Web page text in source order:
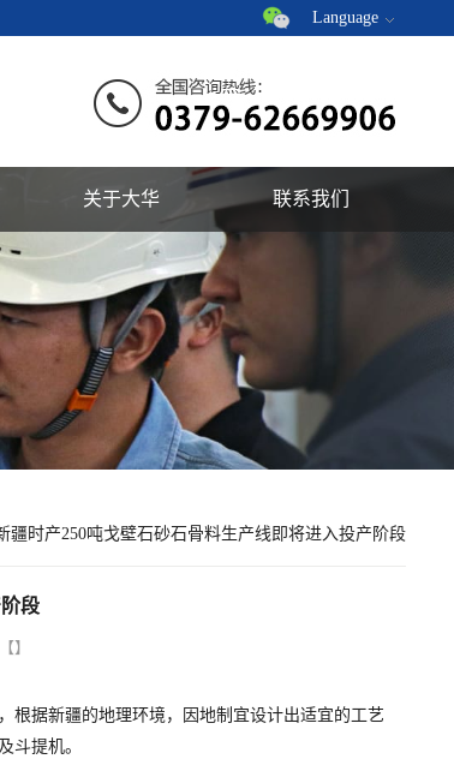
Language
关于大华 联系我们
疆时产250吨戈壁石砂石骨料生产线即将进入投产阶段
段
【】
据新疆的地理环境，因地制宜设计出适宜的工艺
斗提机。